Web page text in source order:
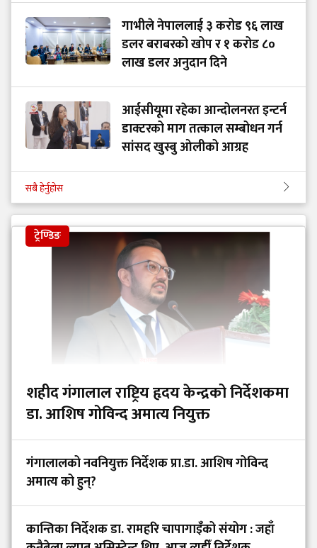
गाभीले नेपाललाई ३ करोड ९६ लाख
डलर बराबरको खोप र १ करोड ८०
लाख डलर अनुदान दिने
आईसीयूमा रहेका आन्दोलनरत इन्टर्न
डाक्टरको माग तत्काल सम्बोधन गर्न
सांसद खुस्बु ओलीको आग्रह
सबै हेर्नुहोस
ट्रेण्डिङ
शहीद गंगालाल राष्ट्रिय हृदय केन्द्रको निर्देशकमा
डा. आशिष गोविन्द अमात्य नियुक्त
गंगालालको नवनियुक्त निर्देशक प्रा.डा. आशिष गोविन्द
अमात्य को हुन्?
कान्तिका निर्देशक डा. रामहरि चापागाइँको संयोग : जहाँ